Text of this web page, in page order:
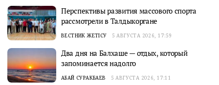
Перспективы развития массового спорта
рассмотрели в Талдыкоргане
ВЕСТНИК ЖЕТІСУ 5 АВГУСТА 2026, 17:59
Два дня на Балхаше — отдых, который
запоминается надолго
АБАЙ СУРАКБАЕВ 5 АВГУСТА 2026, 17:11